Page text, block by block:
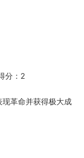
分：2
现革命并获得极大成